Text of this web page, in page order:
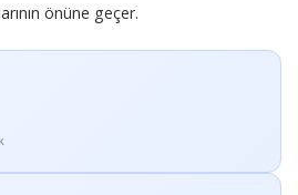
önüne geçer.